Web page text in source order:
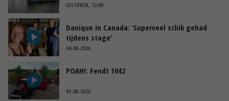
GISTEREN, 12:00
Danique in Canada: ‘Superveel schik gehad
tijdens stage’
04-08-2026
POAH!: Fendt 1042
01-08-2026